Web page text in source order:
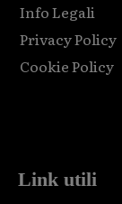
Info Legali
Privacy Policy
Cookie Policy
Link utili